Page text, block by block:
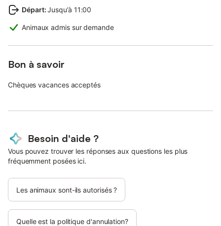
Départ:Jusqu’à 11:00
Animaux admis sur demande
Bon à savoir
Chèques vacances acceptés
Besoin d'aide ?
Vous pouvez trouver les réponses aux questions les plus
fréquemment posées ici.
Les animaux sont-ils autorisés ?
Quelle est la politique d'annulation?